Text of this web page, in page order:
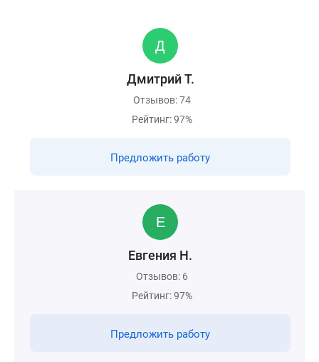
Дмитрий Т.
Отзывов: 74
Рейтинг: 97%
Предложить работу
Евгения Н.
Отзывов: 6
Рейтинг: 97%
Предложить работу